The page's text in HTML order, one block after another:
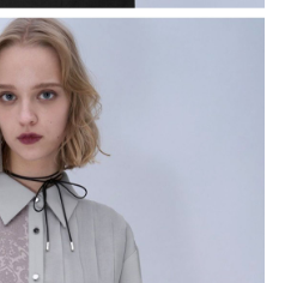
用戶之使用額度並採取法律行動。